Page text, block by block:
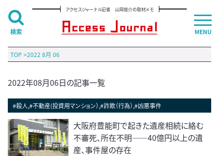
アクセスジャーナル記者 山岡俊介の取材メモ
TOP >2022 8月 06
2022年08月06日の記事一覧
#殺人,#不動産(投資用マンション）,#詐欺（行為）,#凶悪事件
大阪府豊能町で起きた遺産相続に絡む
不審死、所在不明――40億円以上の遺
産、事件屋の存在
MENU
検索